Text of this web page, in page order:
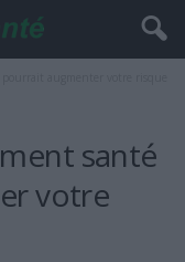
santé
votre